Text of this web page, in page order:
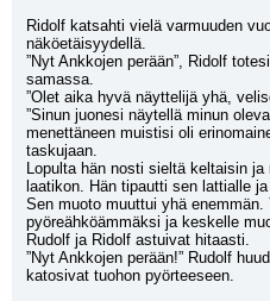
Ridolf katsahti vielä varmuuden
näköetäisyydellä.
”Nyt Ankkojen perään”, Ridolf
samassa.
”Olet aika hyvä näyttelijä yhä,
”Sinun juonesi näytellä minun
menettäneen muistisi oli
taskujaan.
Lopulta hän nosti sieltä keltaisin
laatikon. Hän tipautti sen lattialle
Sen muoto muuttui yhä enemmän.
pyöreähköämmäksi ja keskelle
Rudolf ja Ridolf astuivat hitaasti.
”Nyt Ankkojen perään!” Rudolf
katosivat tuohon pyörteeseen.